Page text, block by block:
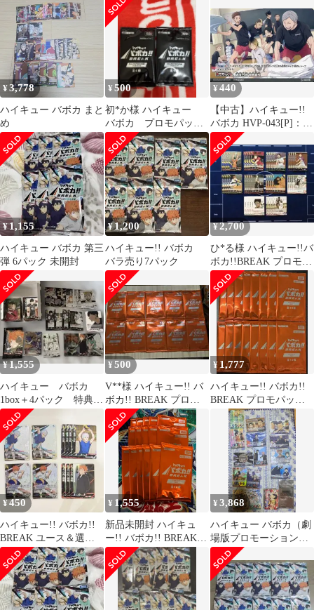
封 パック
¥3,778
ハイキュー バボカ まと
め
¥500
初*か様 ハイキュー
バボカ プロモパッ
ク 2枚
¥440
【中古】ハイキュー!!
バボカ HVP-043[P]：遠
征合宿 音駒高校
¥1,155
ハイキュー バボカ 第三
弾 6パック 未開封
¥1,200
ハイキュー!! バボカ
バラ売り7パック
¥2,700
ひ*る様 ハイキュー!!バ
ボカ!!BREAK プロモパ
ックVol.2 全10種各
¥1,555
ハイキュー バボカ
1box＋4パック 特典付
き 日向翔陽 牛島若
利
¥500
V**様 ハイキュー!! バ
ボカ!! BREAK プロモ
パック Vol.1 10
¥ 1,777
ハイキュー!! バボカ!!
BREAK プロモパッ
ク vol.2 16パック
¥450
ハイキュー!! バボカ!!
BREAK ユース＆選抜
強化合宿 星海、日向
¥ 1,555
新品未開封 ハイキュ
ー!! バボカ!! BREAK
プロモパック vol.2 16
パック ④
¥3,868
ハイキュー バボカ（劇
場版プロモーション未
開封含む/まとめ売り）